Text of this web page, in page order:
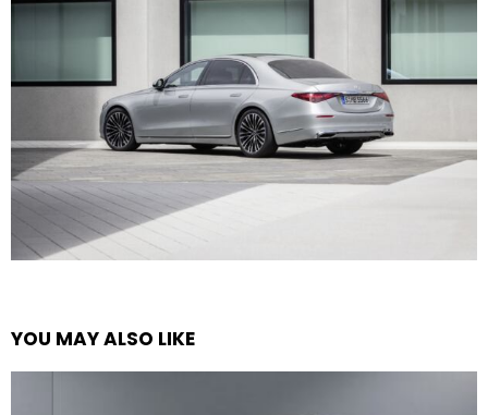
YOU MAY ALSO LIKE